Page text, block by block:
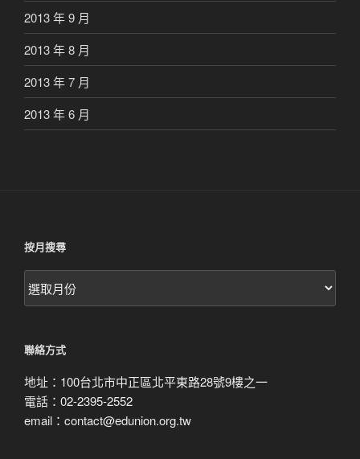
2013 年 9 月
2013 年 8 月
2013 年 7 月
2013 年 6 月
按月搜尋
按
月
聯絡方式
地址：100台北市中正區北平東路28號9樓之一
電話：02-2395-2552
email：contact@edunion.org.tw